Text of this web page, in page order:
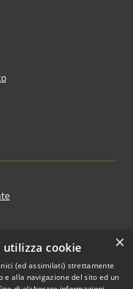
×
cookie
(ed assimilati) strettamente
alla navigazione del sito ed un